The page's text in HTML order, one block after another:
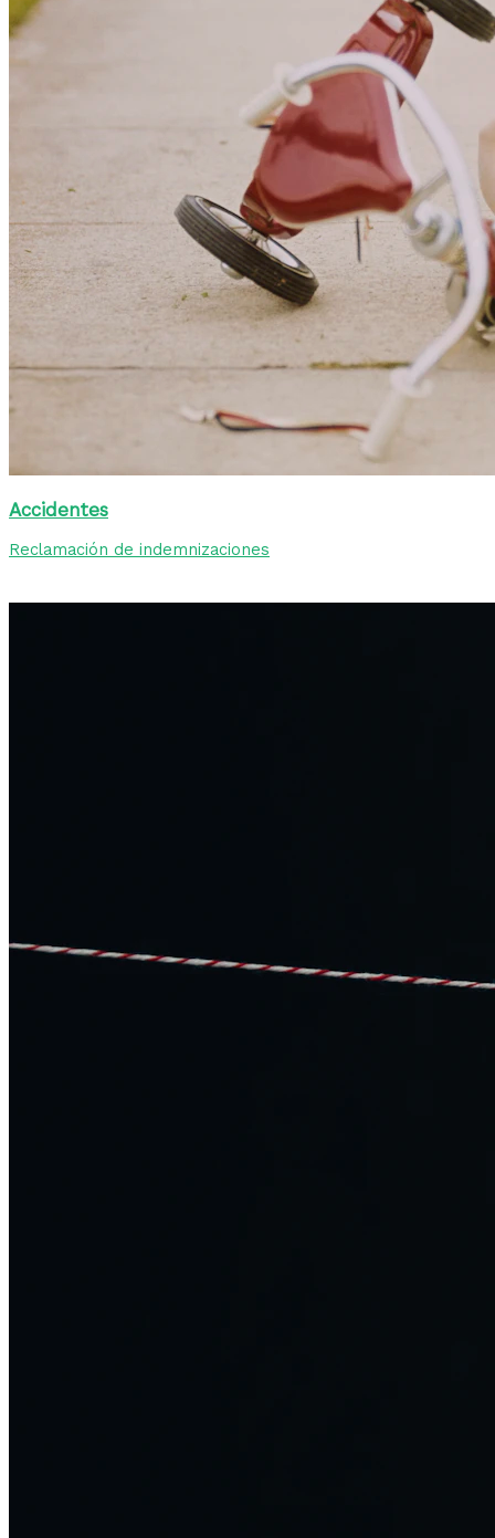
Accidentes
Reclamación de indemnizaciones